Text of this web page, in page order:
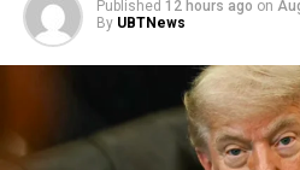
detajuar të çmimeve tashmë
qasshëm për të gjithë qytetarët. /
RELATED TOPICS:
Published 12 hours ago on
By UBTNews